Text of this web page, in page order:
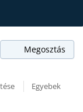
Megosztás
Egyebek